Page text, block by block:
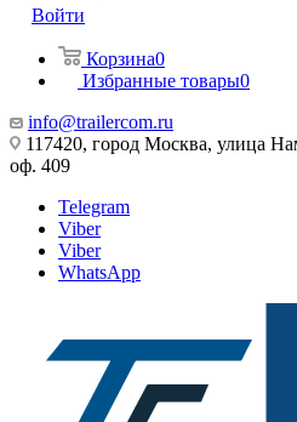
Войти
Корзина0
Избранные товары0
info@trailercom.ru
117420, город Москва, улица
оф. 409
Telegram
Viber
Viber
WhatsApp